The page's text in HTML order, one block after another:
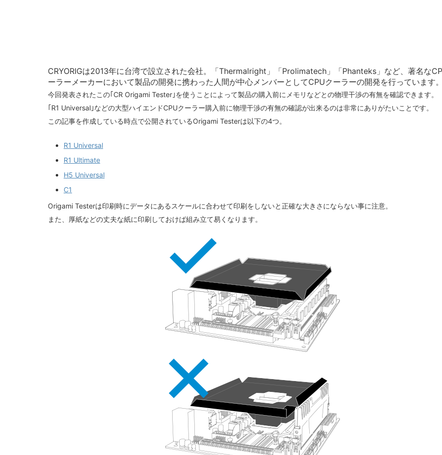
CRYORIGは2013年に台湾で設立された会社。「Thermalright」「Prolimatech」「Phanteks」など、著名な
ーラーメーカーにおいて製品の開発に携わった人間が中心メンバーとしてCPUクーラーの開発を行っています
今回発表されたこの｢CR Origami Tester｣を使うことによって製品の購入前にメモリなどとの物理干渉の有無を確認できます。
｢R1 Universal｣などの大型ハイエンドCPUクーラー購入前に物理干渉の有無の確認が出来るのは非常にありがたいことです。
この記事を作成している時点で公開されているOrigami Testerは以下の4つ。
R1 Universal
R1 Ultimate
H5 Universal
C1
Origami Testerは印刷時にデータにあるスケールに合わせて印刷をしないと正確な大きさにならない事に注意。
また、厚紙などの丈夫な紙に印刷しておけば組み立て易くなります。